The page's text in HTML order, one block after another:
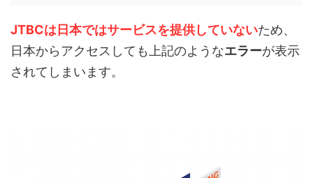
JTBCは日本ではサービスを提供していないため、
日本からアクセスしても上記のようなエラーが表示
されてしまいます。